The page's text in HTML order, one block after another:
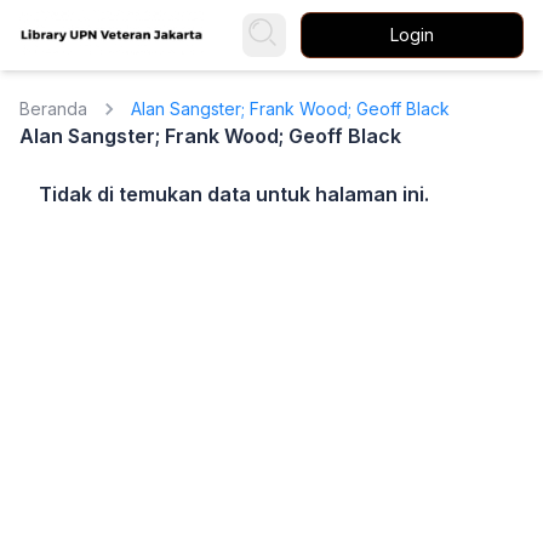
Login
Beranda Alan Sangster; Frank Wood; Geoff Black
Alan Sangster; Frank Wood; Geoff Black
Tidak di temukan data untuk halaman ini.